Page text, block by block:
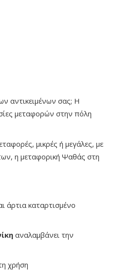
αντικειμένων σας; Η
μεταφορών στην πόλη
μικρές ή μεγάλες, με
η μεταφορική Ψαθάς στη
άρτια καταρτισμένο
αναλαμβάνει την
χρήση